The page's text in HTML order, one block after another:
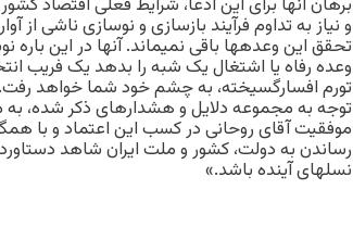
و نیاز به تداوم فرآیند بازسازی و نوسازی ناشی از
تحقق این وعده‏ها باقی نمی‏ماند. آنها در این
وعده رفاه یا اشتغال یک شبه را بدهد یک فریب
توجه به مجموعه دلایل و هشدارهای ذکر شده،
موفقیت آقای روحانی در کسب این اعتماد و با
رساندن به دولت، کشور و ملت ایران شاهد
نسل‏های آینده باشد.»